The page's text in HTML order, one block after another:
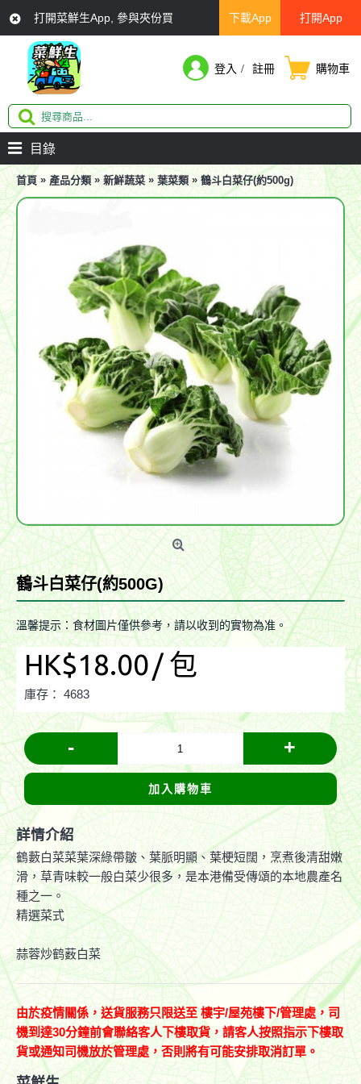
打開菜鮮生App, 參與夾份買 下載App 打開App
登入 註冊 購物車
目錄
首頁 » 產品分類 » 新鮮蔬菜 » 葉菜類 » 鶴斗白菜仔(約500g)
鶴斗白菜仔(約500G)
溫馨提示：食材圖片僅供參考，請以收到的實物為准。
HK$18.00/ 包
庫存： 4683
- +
加入購物車
詳情介紹
鶴藪白菜菜葉深綠帶皺、葉脈明顯、葉梗短闊，烹煮後清甜嫩
滑，草青味較一般白菜少很多，是本港備受傳頌的本地農產名
種之一。
精選菜式
蒜蓉炒鹤薮白菜
由於疫情關係，送貨服務只限送至 樓宇/屋苑樓下/管理處，司
機到達30分鐘前會聯絡客人下樓取貨，請客人按照指示下樓取
貨或通知司機放於管理處，否則將有可能安排取消訂單。